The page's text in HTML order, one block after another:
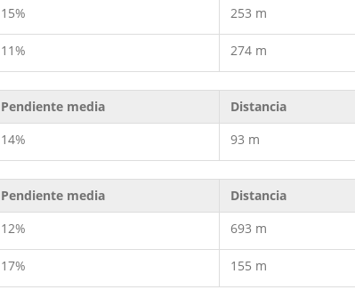
15% 253 m
11% 274 m
Pendiente media Distancia
14% 93 m
Pendiente media Distancia
12% 693 m
17% 155 m